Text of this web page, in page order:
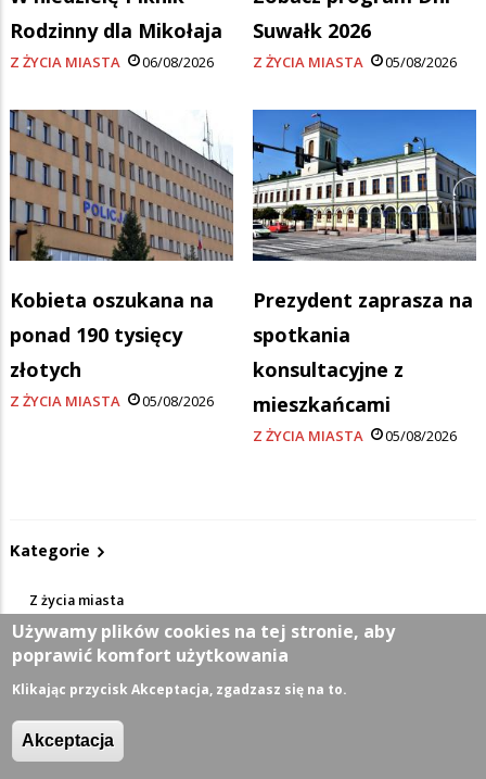
Rodzinny dla Mikołaja
Z ŻYCIA MIASTA 06/08/2026
Suwałk 2026
Z ŻYCIA MIASTA 05/08/2026
Kobieta oszukana na
ponad 190 tysięcy
złotych
Z ŻYCIA MIASTA 05/08/2026
Prezydent zaprasza na
spotkania
konsultacyjne z
mieszkańcami
Z ŻYCIA MIASTA 05/08/2026
Kategorie
Z życia miasta
Sport
Kultura
Używamy plików cookies na tej stronie, aby
poprawić komfort użytkowania
Klikając przycisk Akceptacja, zgadzasz się na to.
Akceptacja